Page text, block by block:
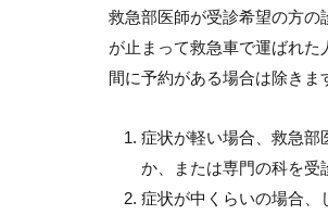
救急部医師が受診希望の方
が止まって救急車で運ばれ
間に予約がある場合は除きま
症状が軽い場合、救急部
か、または専門の科を受
症状が中くらいの場合、